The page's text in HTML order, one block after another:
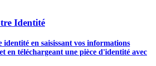
Identité
en saisissant vos informations
en téléchargeant une pièce d'identité avec